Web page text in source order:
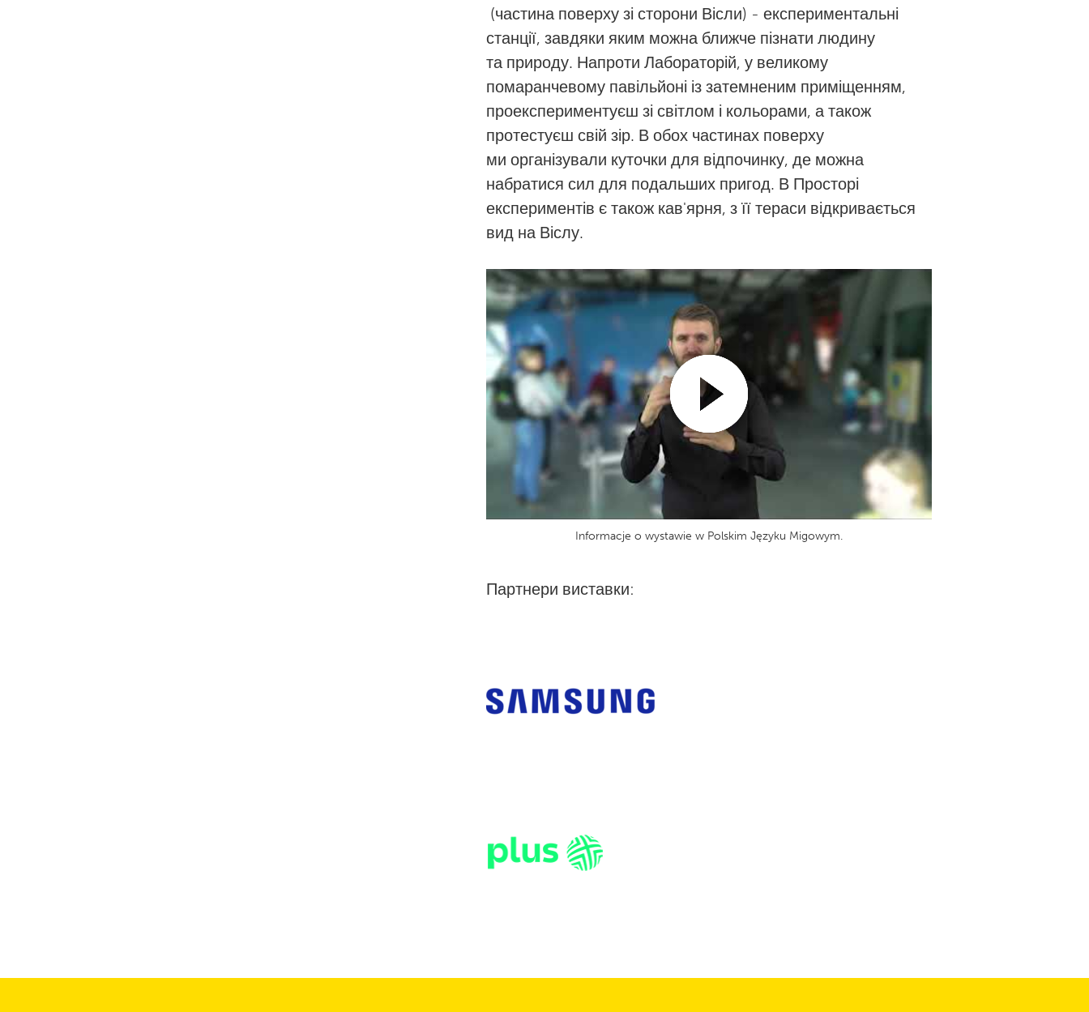
(частина поверху зі сторони Вісли) - експериментальні
станції, завдяки яким можна ближче пізнати людину
та природу. Напроти Лабораторій, у великому
помаранчевому павільйоні із затемненим приміщенням,
проекспериментуєш зі світлом і кольорами, а також
протестуєш свій зір. В обох частинах поверху
ми організували куточки для відпочинку, де можна
набратися сил для подальших пригод. В Просторі
експериментів є також кав'ярня, з її тераси відкривається
вид на Віслу.
Informacje o wystawie w Polskim Języku Migowym.
Партнери виставки: